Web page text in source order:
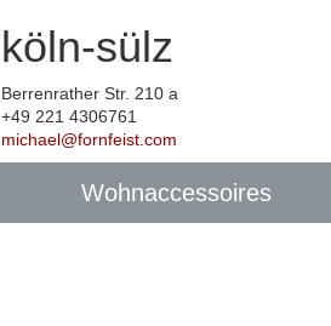
köln-sülz
Berrenrather Str. 210 a
+49 221 4306761
michael@fornfeist.com
Wohnaccessoires